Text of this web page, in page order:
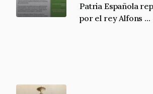
Patria Española
por el rey Alfons ...